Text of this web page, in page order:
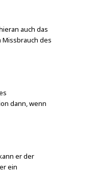
auch das
des
dann, wenn
er der
ein